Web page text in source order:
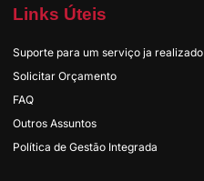
Links Úteis
Suporte para um serviço ja realizado
Solicitar Orçamento
FAQ
Outros Assuntos
Política de Gestão Integrada